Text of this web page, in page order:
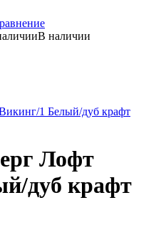
В наличии
1 Белый/дуб крафт
Лофт
дуб крафт